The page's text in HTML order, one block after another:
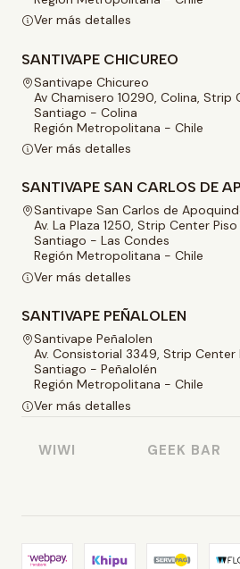
Ver más detalles
SANTIVAPE CHICUREO
Santivape Chicureo
Av Chamisero 10290, Colina, Strip
Santiago - Colina
Región Metropolitana - Chile
Ver más detalles
SANTIVAPE SAN CARLOS DE
Santivape San Carlos de
Av. La Plaza 1250, Strip Center
Santiago - Las Condes
Región Metropolitana - Chile
Ver más detalles
SANTIVAPE PEÑALOLEN
Santivape Peñalolen
Av. Consistorial 3349, Strip Center
Santiago - Peñalolén
Región Metropolitana - Chile
Ver más detalles
WIWI GEEK BAR